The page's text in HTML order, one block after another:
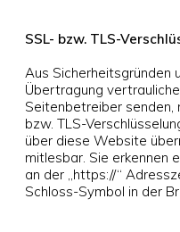
SSL- bzw. TLS-
Aus Sicherheitsgründen
Übertragung
Seitenbetreiber
bzw. TLS-
über diese Website
mitlesbar. Sie erkennen
an der „https://“
Schloss-Symbol in der